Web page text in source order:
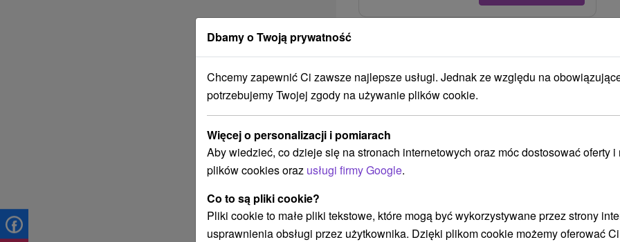
Ak plánujete navštíviť tieto
od490,53zł
/noc/osoba
Dbamy o Twoją prywatność
Chcemy zapewnić Ci zawsze najlepsze usługi. Jednak ze względu na
potrzebujemy Twojej zgody na używanie plików cookie.
Więcej o personalizacji i pomiarach
Aby wiedzieć, co dzieje się na stronach internetowych oraz móc dostosować oferty i
plików cookies oraz usługi firmy Google.
Co to są pliki cookie?
Pliki cookie to małe pliki tekstowe, które mogą być wykorzystywane przez strony
usprawnienia obsługi przez użytkownika. Dzięki plikom cookie możemy oferować